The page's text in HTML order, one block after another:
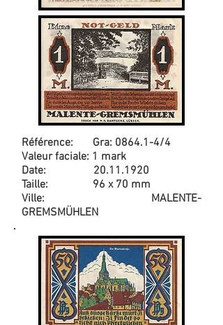
Référence: Gra: 0864.1-4/4
Valeur faciale: 1 mark
Date: 20.11.1920
Taille: 96 x 70 mm
Ville: MALENTE-
GREMSMÜHLEN